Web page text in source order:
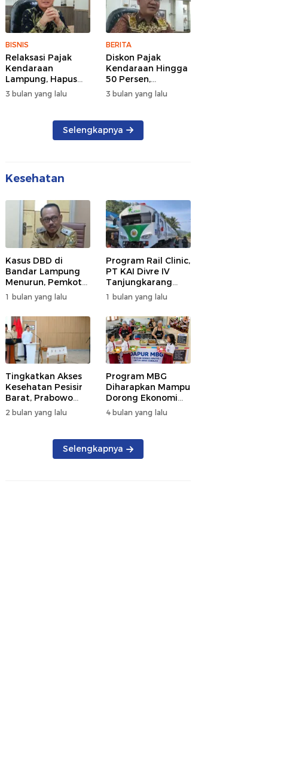
BISNIS
Relaksasi Pajak
Kendaraan
Lampung, Hapus
Denda dan Beri
Diskon BBN
3 bulan yang lalu
BERITA
Diskon Pajak
Kendaraan Hingga
50 Persen,
Lampung Genjot
Mutasi Kendaraan
3 bulan yang lalu
Selengkapnya
Kesehatan
Kasus DBD di
Bandar Lampung
Menurun, Pemkot
Genjot PSN
Wujudkan Nol
Kematian
1 bulan yang lalu
Program Rail Clinic,
PT KAI Divre IV
Tanjungkarang
Beri Layanan
Kesehatan Gratis
250 Warga
1 bulan yang lalu
Tingkatkan Akses
Kesehatan Pesisir
Barat, Prabowo
Resmikan RSUD KH
Muhammad Thohir
2 bulan yang lalu
Program MBG
Diharapkan Mampu
Dorong Ekonomi
Daerah, DPRD
Lampung Tekankan
Produk Lokal
4 bulan yang lalu
Selengkapnya